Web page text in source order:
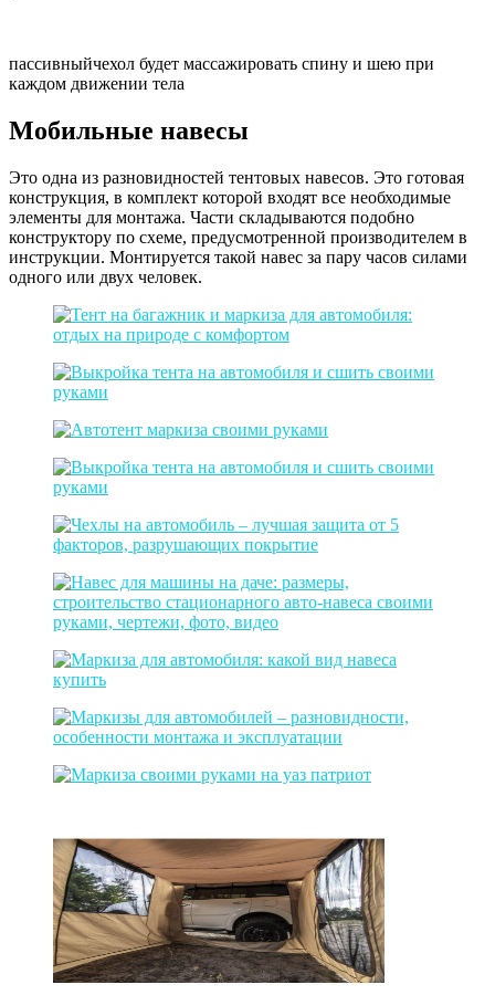
пассивныйчехол будет массажировать спину и шею при
каждом движении тела
Мобильные навесы
Это одна из разновидностей тентовых навесов. Это готовая
конструкция, в комплект которой входят все необходимые
элементы для монтажа. Части складываются подобно
конструктору по схеме, предусмотренной производителем в
инструкции. Монтируется такой навес за пару часов силами
одного или двух человек.